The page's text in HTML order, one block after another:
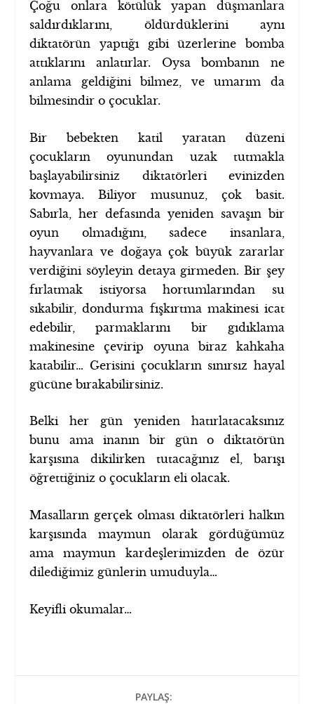
Çoğu onlara kötülük yapan düşmanlara
saldırdıklarını, öldürdüklerini aynı
diktatörün yaptığı gibi üzerlerine bomba
attıklarını anlatırlar. Oysa bombanın ne
anlama geldiğini bilmez, ve umarım da
bilmesindir o çocuklar.
Bir bebekten katil yaratan düzeni
çocukların oyunundan uzak tutmakla
başlayabilirsiniz diktatörleri evinizden
kovmaya. Biliyor musunuz, çok basit.
Sabırla, her defasında yeniden savaşın bir
oyun olmadığını, sadece insanlara,
hayvanlara ve doğaya çok büyük zararlar
verdiğini söyleyin detaya girmeden. Bir şey
fırlatmak istiyorsa hortumlarından su
sıkabilir, dondurma fışkırtma makinesi icat
edebilir, parmaklarını bir gıdıklama
makinesine çevirip oyuna biraz kahkaha
katabilir… Gerisini çocukların sınırsız hayal
gücüne bırakabilirsiniz.
Belki her gün yeniden hatırlatacaksınız
bunu ama inanın bir gün o diktatörün
karşısına dikilirken tutacağınız el, barışı
öğrettiğiniz o çocukların eli olacak.
Masalların gerçek olması diktatörleri halkın
karşısında maymun olarak gördüğümüz
ama maymun kardeşlerimizden de özür
dilediğimiz günlerin umuduyla…
Keyifli okumalar…
PAYLAŞ: